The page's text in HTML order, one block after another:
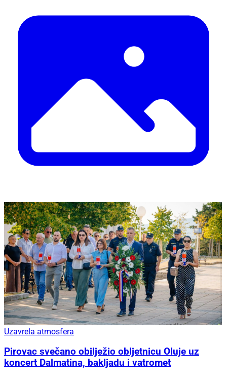
Uzavrela atmosfera
Pirovac svečano obilježio obljetnicu Oluje uz
koncert Dalmatina, bakljadu i vatromet